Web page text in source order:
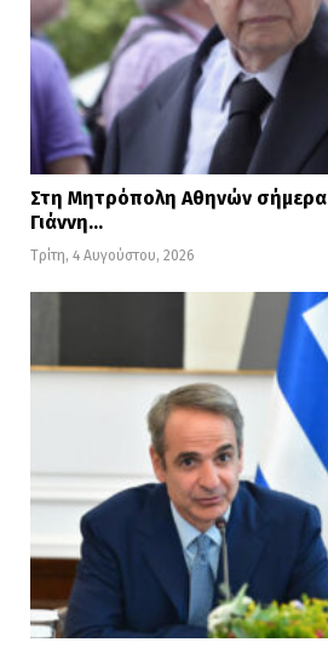
Στη Μητρόπολη Αθηνών σήμερα
Γιάννη…
Τρίτη, 4 Αυγούστου, 2026